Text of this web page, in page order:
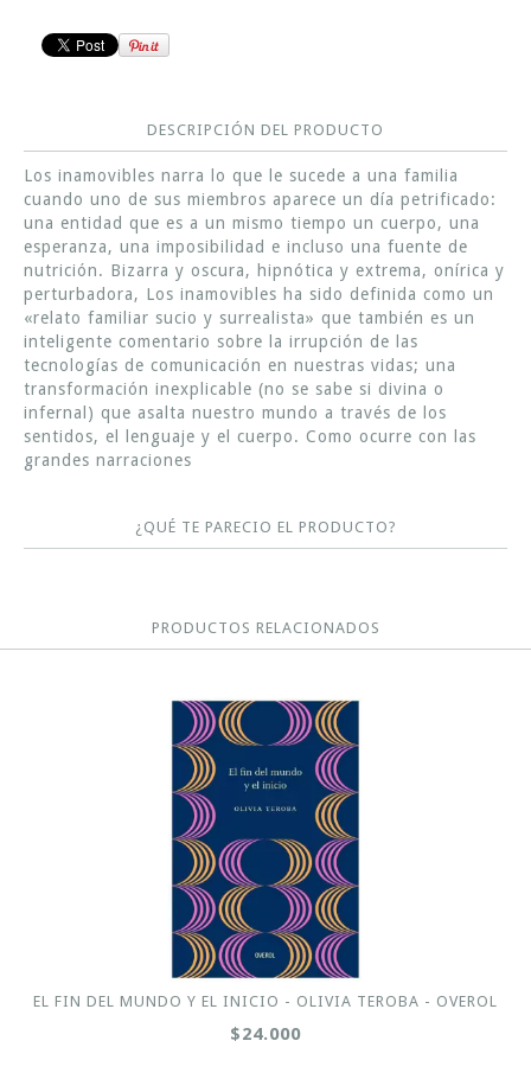
DESCRIPCIÓN DEL PRODUCTO
Los inamovibles narra lo que le sucede a una familia
cuando uno de sus miembros aparece un día petrificado:
una entidad que es a un mismo tiempo un cuerpo, una
esperanza, una imposibilidad e incluso una fuente de
nutrición. Bizarra y oscura, hipnótica y extrema, onírica y
perturbadora, Los inamovibles ha sido definida como un
«relato familiar sucio y surrealista» que también es un
inteligente comentario sobre la irrupción de las
tecnologías de comunicación en nuestras vidas; una
transformación inexplicable (no se sabe si divina o
infernal) que asalta nuestro mundo a través de los
sentidos, el lenguaje y el cuerpo. Como ocurre con las
grandes narraciones
¿QUÉ TE PARECIO EL PRODUCTO?
PRODUCTOS RELACIONADOS
EL FIN DEL MUNDO Y EL INICIO - OLIVIA TEROBA - OVEROL
$24.000